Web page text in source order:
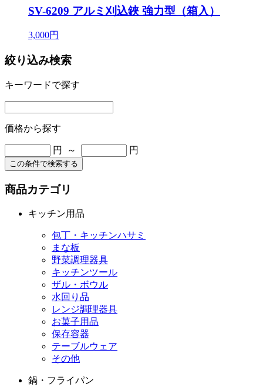
SV-6209 アルミ刈込鋏 強力型（箱入）
3,000円
絞り込み検索
キーワードで探す
価格から探す
円 ～ 円
この条件で検索する
商品カテゴリ
キッチン用品
包丁・キッチンハサミ
まな板
野菜調理器具
キッチンツール
ザル・ボウル
水回り品
レンジ調理器具
お菓子用品
保存容器
テーブルウェア
その他
鍋・フライパン